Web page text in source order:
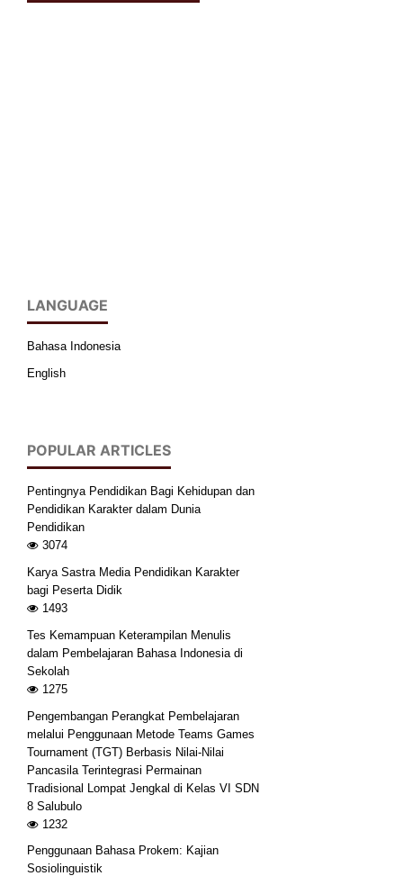
LANGUAGE
Bahasa Indonesia
English
POPULAR ARTICLES
Pentingnya Pendidikan Bagi Kehidupan dan
Pendidikan Karakter dalam Dunia
Pendidikan
3074
Karya Sastra Media Pendidikan Karakter
bagi Peserta Didik
1493
Tes Kemampuan Keterampilan Menulis
dalam Pembelajaran Bahasa Indonesia di
Sekolah
1275
Pengembangan Perangkat Pembelajaran
melalui Penggunaan Metode Teams Games
Tournament (TGT) Berbasis Nilai-Nilai
Pancasila Terintegrasi Permainan
Tradisional Lompat Jengkal di Kelas VI SDN
8 Salubulo
1232
Penggunaan Bahasa Prokem: Kajian
Sosiolinguistik